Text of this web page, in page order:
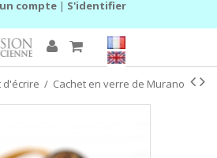
compte | S'identifier
d'écrire / Cachet en verre de Murano